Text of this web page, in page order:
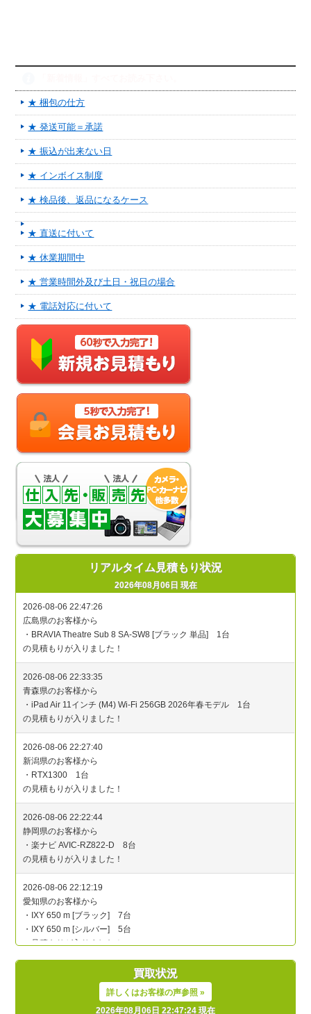
★ 梱包の仕方
★ 発送可能＝承諾
★ 振込が出来ない日
★ インボイス制度
★ 検品後、返品になるケース
★ 直送に付いて
★ 休業期間中
★ 営業時間外及び土日・祝日の場合
★ 電話対応に付いて
リアルタイム見積もり状況
2026年08月06日 現在
買取状況
詳しくはお客様の声参照 »
2026年08月06日 22:47:24 現在